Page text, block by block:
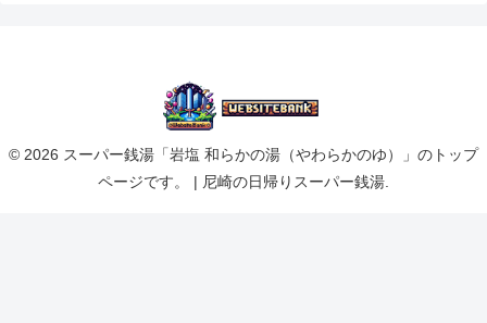
© 2026 スーパー銭湯「岩塩 和らかの湯（やわらかのゆ）」のトップ
ページです。 | 尼崎の日帰りスーパー銭湯.